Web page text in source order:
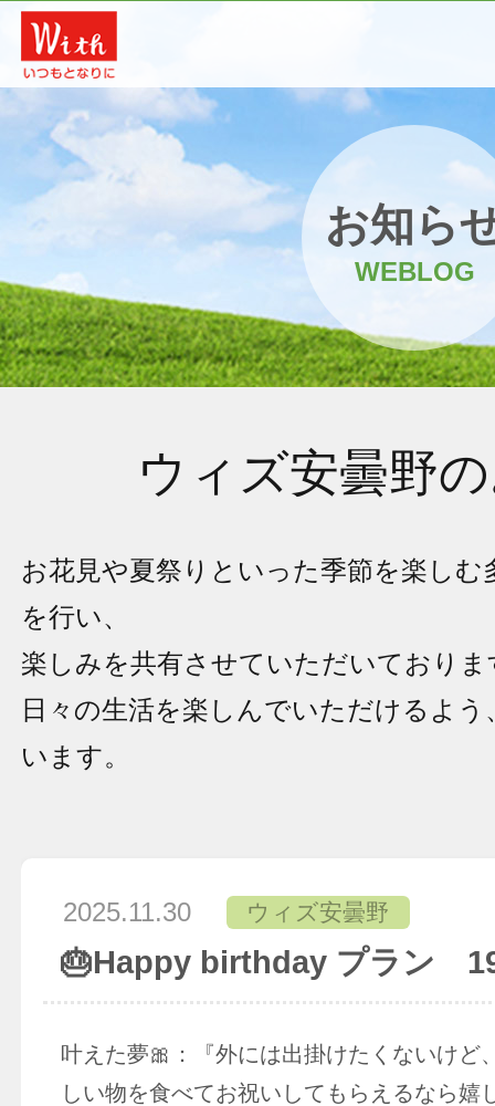
お知ら
WEBLOG
ウィズ安曇野
お花見や夏祭りといった季節を楽し
を行い、
楽しみを共有させていただいておりま
日々の生活を楽しんでいただけるよ
います。
2025.11.30 ウィズ安曇野
🎂Happy birthday プラン
叶えた夢🎀：『外には出掛けたくないけど
しい物を食べてお祝いしてもらえるなら嬉